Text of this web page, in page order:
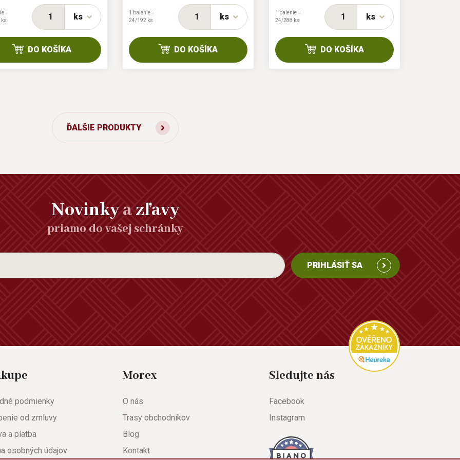
ks
=
ks
DO KOŠÍKA
ks
1 balenie =
24/192 ks
DO KOŠÍKA
ks
1 balenie =
24/288 ks
DO KOŠÍKA
ĎALŠIE PRODUKTY
Novinkyazľavy
priamo do vašej schránky
PRIHLÁSIŤ SA
podmienky
od zmluvy
a platba
osobných údajov
Morex
O nás
Trasy obchodníkov
Blog
Kontakt
Sledujte nás
Facebook
Instagram